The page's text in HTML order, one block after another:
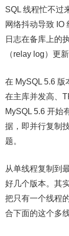
SQL 线程忙不过
网络抖动导致 IO
日志在备库上的
（relay log）更
在 MySQL 5.6 版
在主库并发高、
MySQL 5.6 开始
据，即并行复制
题。
从单线程复制到
好几个版本。其
把只有一个线程
合下面的这个多